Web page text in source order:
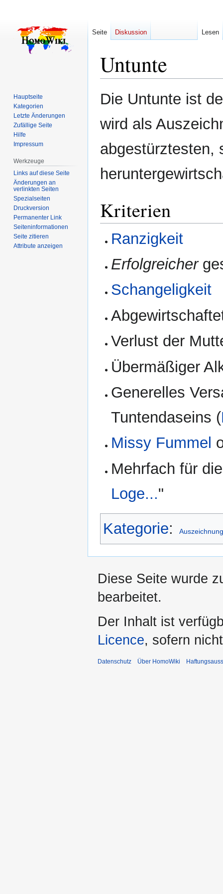
Untunte
Zur
Navigation
Zur
Suche
Die Untunte ist
wird als
abgestürztesten,
Kriterien
Ranzigkeit
Erfolgreicher
Schangeligkeit
Verlust der
Übermäßiger
Generelles
Tuntendaseins (
Missy Fummel
Mehrfach für
Loge..."
Kategorie:
Seite Diskussion Lesen
Hauptseite
Kategorien
Letzte Änderungen
Zufällige Seite
Hilfe
Impressum
Werkzeuge
Links auf diese Seite
Änderungen an
verlinkten Seiten
Spezialseiten
Druckversion
Permanenter Link
Seiten­­informationen
Seite zitieren
Attribute anzeigen
Diese Seite wurde
bearbeitet.
Der Inhalt ist
Licence, sofern
Datenschutz Über HomoWiki